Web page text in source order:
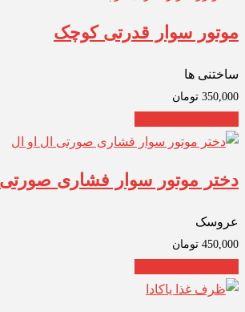
موتور سوار قدرتی کوچک
ساختنی ها
350,000 تومان
دختر موتور سوار فشاری
عروسک
450,000 تومان